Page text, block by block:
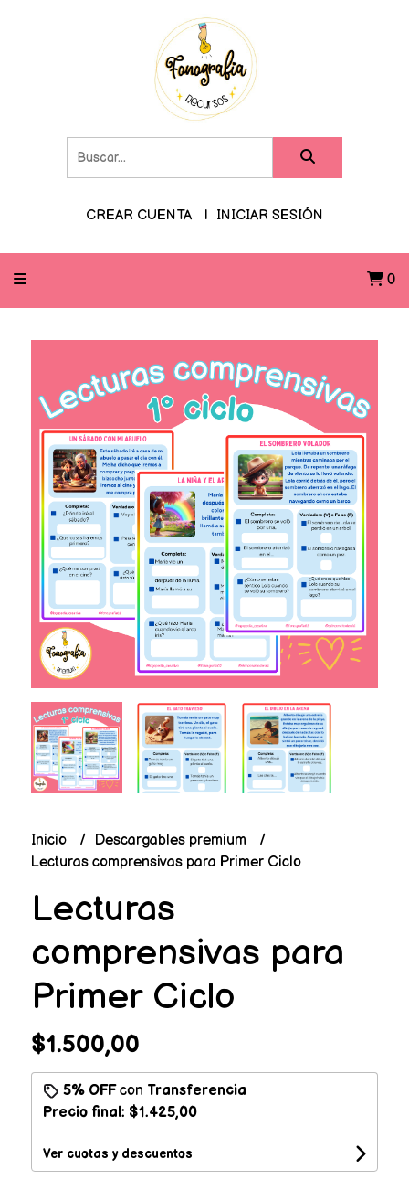
CREAR CUENTA INICIAR SESIÓN
0
Inicio
Descargables premium
Lecturas comprensivas para Primer Ciclo
Lecturas
comprensivas para
Primer Ciclo
$1.500,00
5% OFFcon Transferencia
Precio final: $1.425,00
Ver cuotas y descuentos